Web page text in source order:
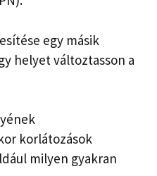
egy másik
helyet változtasson a
korlátozások
milyen gyakran